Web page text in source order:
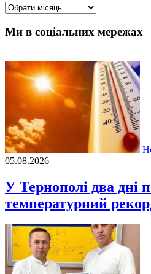
Архіви
Ми в соціальних мережах
05.08.2026
У Тернополі два дні
температурний